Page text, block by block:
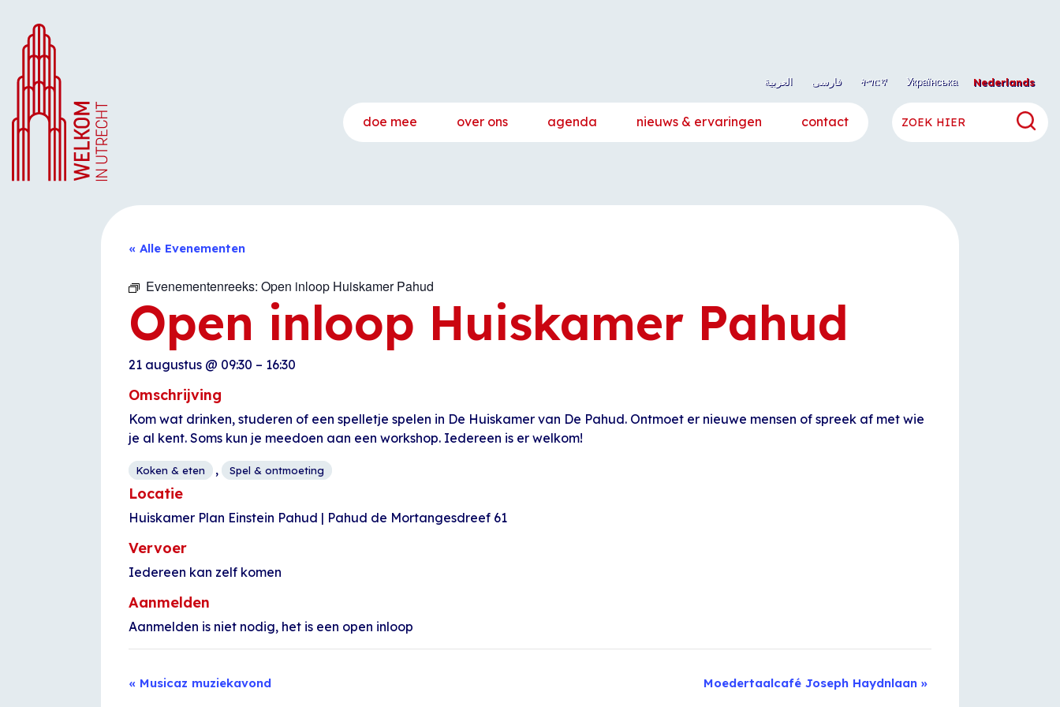
Nederlands العربية فارسی ትግርኛ Українська
doe mee over ons agenda nieuws & ervaringen contact
« Alle Evenementen
Evenementenreeks: Open inloop Huiskamer Pahud
Open inloop Huiskamer Pahud
21 augustus @ 09:30 – 16:30
Omschrijving
Kom wat drinken, studeren of een spelletje spelen in De Huiskamer van De Pahud. Ontmoet er nieuwe mensen of spreek af met wie
je al kent. Soms kun je meedoen aan een workshop. Iedereen is er welkom!
Koken & eten , Spel & ontmoeting
Locatie
Huiskamer Plan Einstein Pahud | Pahud de Mortangesdreef 61
Vervoer
Iedereen kan zelf komen
Aanmelden
Aanmelden is niet nodig, het is een open inloop
Evenement
« Musicaz muziekavond Moedertaalcafé Joseph Haydnlaan »